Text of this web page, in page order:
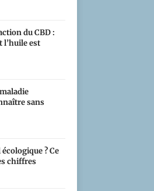
du CBD :
est
sans
? Ce
chiffres